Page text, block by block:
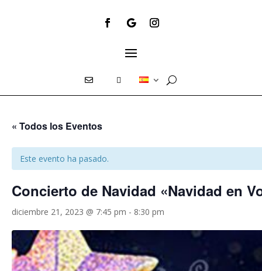
« Todos los Eventos
Este evento ha pasado.
Concierto de Navidad «Navidad en
diciembre 21, 2023 @ 7:45 pm - 8:30 pm